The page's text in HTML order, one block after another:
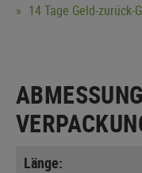
14 Tage Geld-zurück-
Länge: